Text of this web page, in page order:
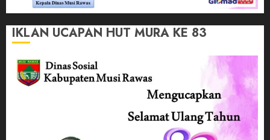
IKLAN UCAPAN HUT MURA KE 83